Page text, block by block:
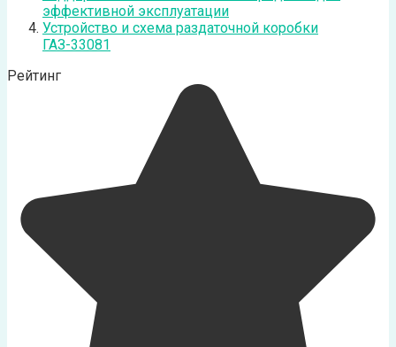
эффективной эксплуатации
Устройство и схема раздаточной коробки
ГАЗ-33081
Рейтинг